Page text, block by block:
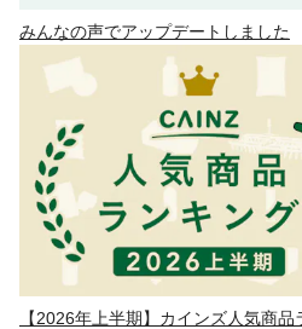
みんなの声でアップデートしました
【2026年上半期】カインズ人気商品